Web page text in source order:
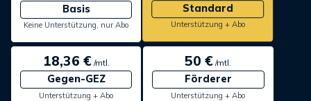
Basis
Keine Unterstützung, nur Abo
Standard
Unterstützung + Abo
18,36 €/mtl.
Gegen-GEZ
Unterstützung + Abo
50 € /mtl.
Förderer
Unterstützung + Abo